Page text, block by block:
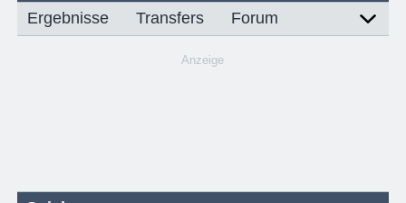
Ergebnisse Transfers Forum
Anzeige